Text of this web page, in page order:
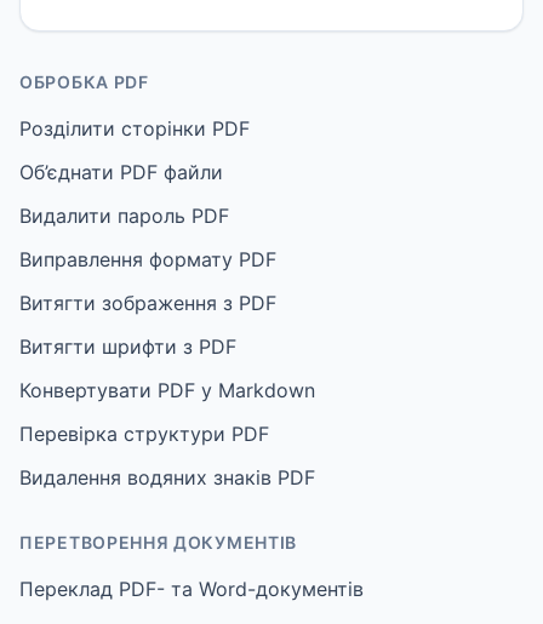
ОБРОБКА PDF
Розділити сторінки PDF
Об’єднати PDF файли
Видалити пароль PDF
Виправлення формату PDF
Витягти зображення з PDF
Витягти шрифти з PDF
Конвертувати PDF у Markdown
Перевірка структури PDF
Видалення водяних знаків PDF
ПЕРЕТВОРЕННЯ ДОКУМЕНТІВ
Переклад PDF- та Word-документів